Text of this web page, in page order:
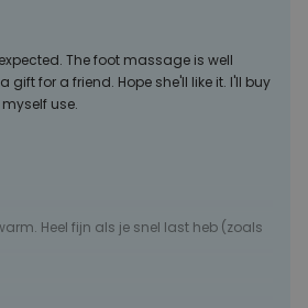
The foot massage is well
gift for a friend. Hope she'll like it. I'll buy
use.
Heel fijn als je snel last heb (zoals